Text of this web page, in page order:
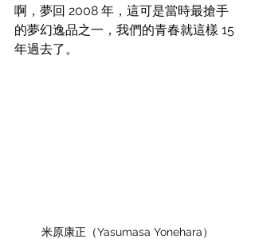
啊，夢回 2008 年，這可是當時最搶手
的夢幻逸品之一，我們的青春就這樣 15
年過去了。
米原康正（Yasumasa Yonehara）